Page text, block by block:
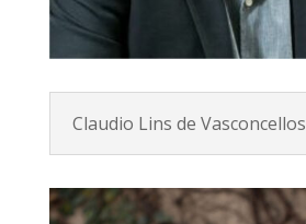
Claudio Lins de Vasconcellos